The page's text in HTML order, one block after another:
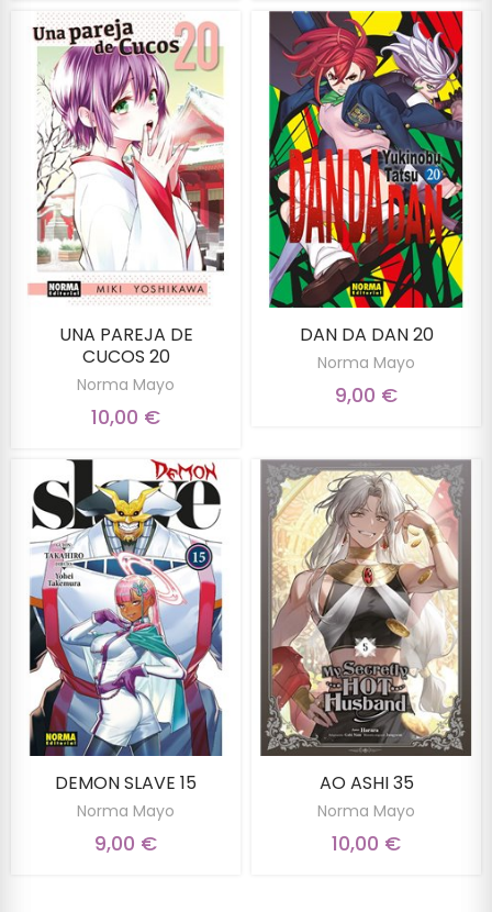
UNA PAREJA DE
CUCOS 20
Norma Mayo
10,00 €
DAN DA DAN 20
Norma Mayo
9,00 €
DEMON SLAVE 15
Norma Mayo
9,00 €
AO ASHI 35
Norma Mayo
10,00 €